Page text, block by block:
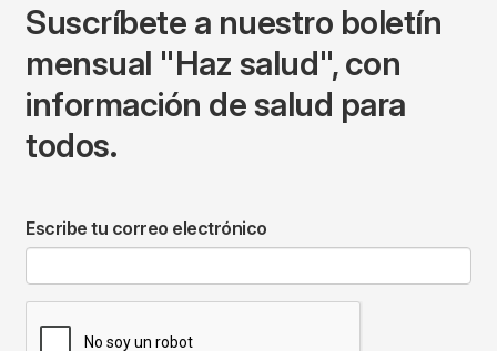
Suscríbete a nuestro boletín
mensual "Haz salud", con
información de salud para
todos.
Escribe tu correo electrónico